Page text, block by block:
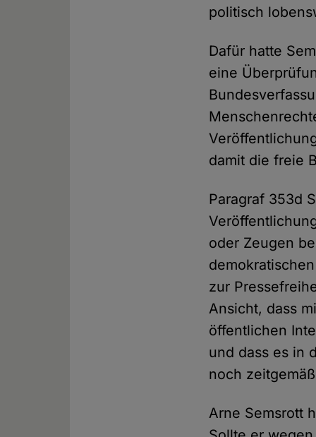
politisch
Dafür hatte
eine
damit die freie
Paragraf 353d
oder Zeugen
zur
Ansicht, dass
öffentlichen
und dass es in
noch
Arne Semsrott